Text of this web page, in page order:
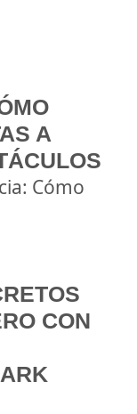
A
Cómo
CON